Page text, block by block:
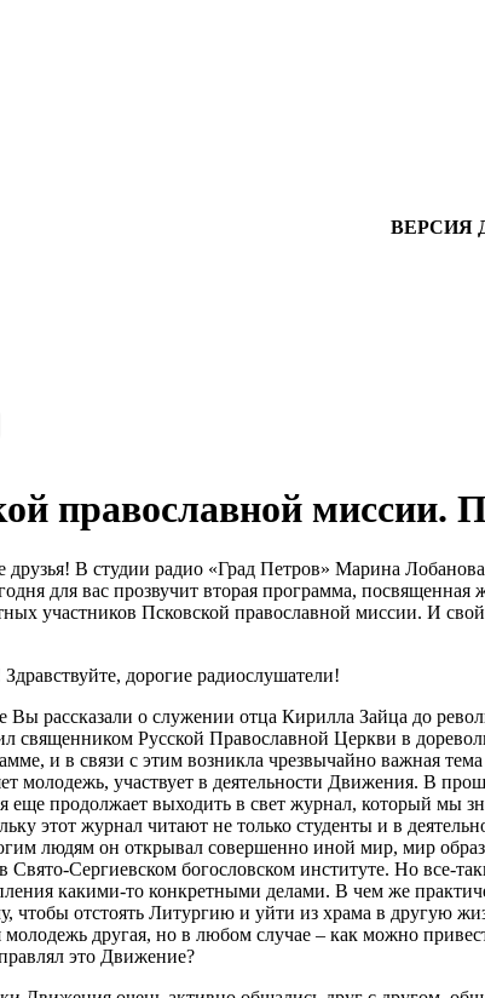
ВЕРСИЯ
православной миссии.
друзья! В студии радио «Град Петров» Марина
для вас прозвучит вторая программа,
участников Псковской православной миссии. И
дорогие радиослушатели!
рассказали о служении отца Кирилла Зайца до
священником Русской Православной Церкви в
и в связи с этим возникла чрезвычайно важная
молодежь, участвует в деятельности Движения. В
еще продолжает выходить в свет журнал, который мы
этот журнал читают не только студенты и в
людям он открывал совершенно иной мир, мир
Свято-Сергиевском богословском институте. Но
какими-то конкретными делами. В чем же
чтобы отстоять Литургию и уйти из храма в другую
другая, но в любом случае – как можно
это Движение?